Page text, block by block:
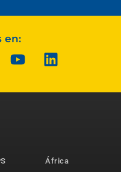
en:
África